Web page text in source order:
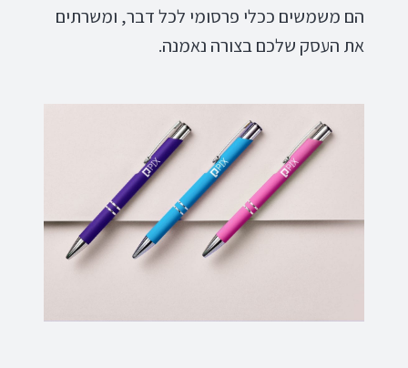
הם משמשים ככלי פרסומי לכל דבר, ומשרתים
את העסק שלכם בצורה נאמנה.